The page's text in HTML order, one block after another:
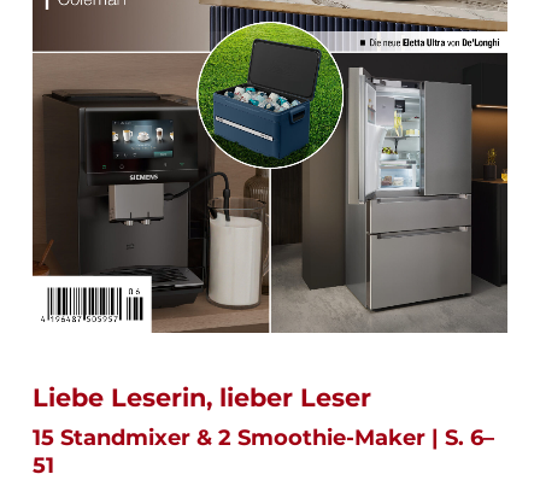
Liebe Leserin, lieber Leser
15 Standmixer & 2 Smoothie-Maker | S. 6–
51